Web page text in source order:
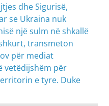
dhe Sigurisë,
se Ukraina nuk
një sulm në shkallë
transmeton
për mediat
vetëdijshëm për
e tyre. Duke